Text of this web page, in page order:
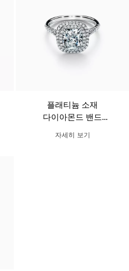
플래티늄 소재
다이아몬드 밴드
디자인의 티파니
솔리스트 쿠션 컷 더블
자세히 보기